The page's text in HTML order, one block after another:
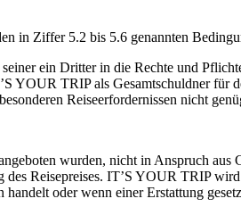
in Ziffer 5.2 bis 5.6 genannten
ein Dritter in die Rechte und
YOUR TRIP als Gesamtschuldner
Reiseerfordernissen nicht
wurden, nicht in Anspruch
Reisepreises. IT’S YOUR TRIP
oder wenn einer Erstattung